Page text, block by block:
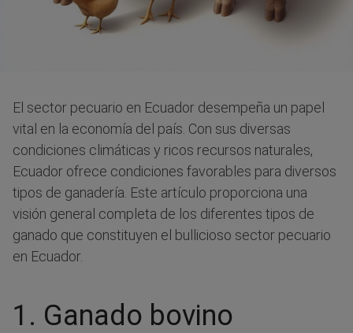
El sector pecuario en Ecuador desempeña un papel
vital en la economía del país. Con sus diversas
condiciones climáticas y ricos recursos naturales,
Ecuador ofrece condiciones favorables para diversos
tipos de ganadería. Este artículo proporciona una
visión general completa de los diferentes tipos de
ganado que constituyen el bullicioso sector pecuario
en Ecuador.
1. Ganado bovino